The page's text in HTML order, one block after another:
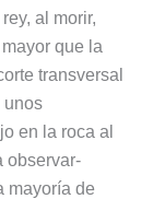
al morir,
que la
transversal
unos
en la roca al
observar-
mayoría de